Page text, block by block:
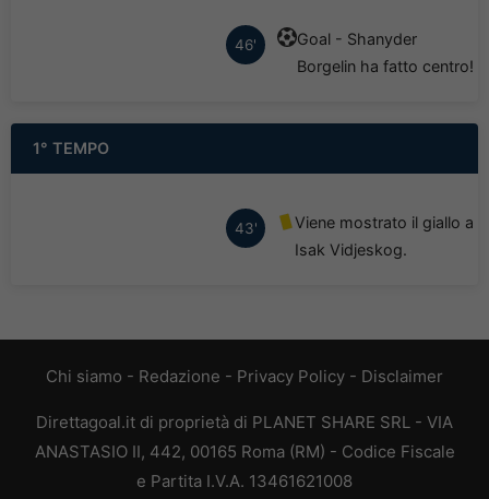
46'
Goal - Shanyder
Borgelin ha fatto centro!
1° TEMPO
43'
Viene mostrato il giallo a
Isak Vidjeskog.
Chi siamo - Redazione - Privacy Policy - Disclaimer
Direttagoal.it di proprietà di PLANET SHARE SRL - VIA
ANASTASIO II, 442, 00165 Roma (RM) - Codice Fiscale
e Partita I.V.A. 13461621008